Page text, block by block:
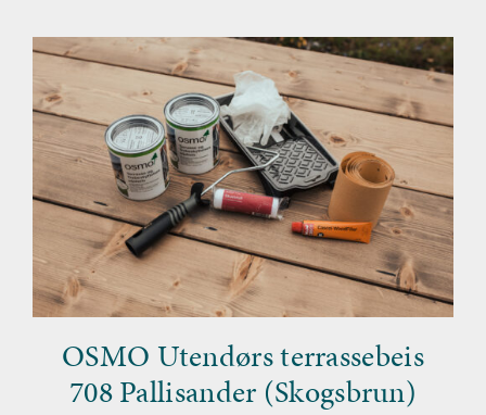
OSMO Utendørs terrassebeis
708 Pallisander (Skogsbrun)